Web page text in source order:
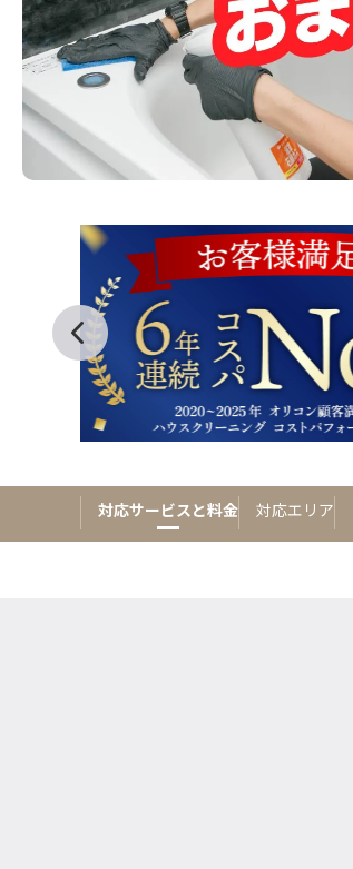
対応サービスと料金 対応エリア